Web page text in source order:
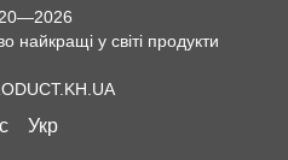
у світі продукти
Укр